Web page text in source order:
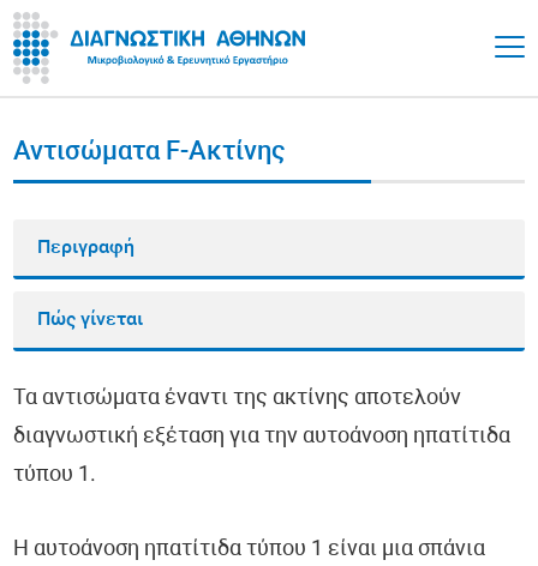
Αντισώματα F-Ακτίνης
Περιγραφή
Πώς γίνεται
Τα αντισώματα έναντι της ακτίνης αποτελούν
διαγνωστική εξέταση για την αυτοάνοση ηπατίτιδα
τύπου 1.
Η αυτοάνοση ηπατίτιδα τύπου 1 είναι μια σπάνια